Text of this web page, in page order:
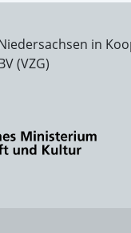
in
(VZG)